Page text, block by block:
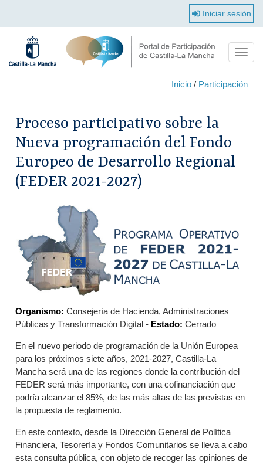
principal
Iniciar sesión
Inicio/ Participación
Proceso participativo sobre la
Nueva programación del Fondo
Europeo de Desarrollo Regional
(FEDER 2021-2027)
Organismo: Consejería de Hacienda, Administraciones
Públicas y Transformación Digital - Estado: Cerrado
En el nuevo periodo de programación de la Unión Europea
para los próximos siete años, 2021-2027, Castilla-La
Mancha será una de las regiones donde la contribución del
FEDER será más importante, con una cofinanciación que
podría alcanzar el 85%, de las más altas de las previstas en
la propuesta de reglamento.
En este contexto, desde la Dirección General de Política
Financiera, Tesorería y Fondos Comunitarios se lleva a cabo
esta consulta pública, con objeto de recoger las opiniones de